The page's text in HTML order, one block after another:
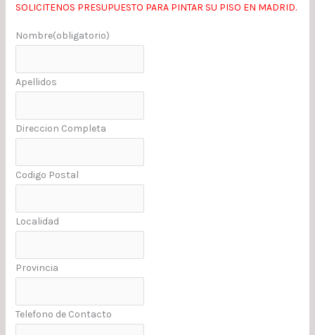
SOLICITENOS PRESUPUESTO PARA PINTAR SU PISO EN MADRID.
Nombre(obligatorio)
Apellidos
Direccion Completa
Codigo Postal
Localidad
Provincia
Telefono de Contacto